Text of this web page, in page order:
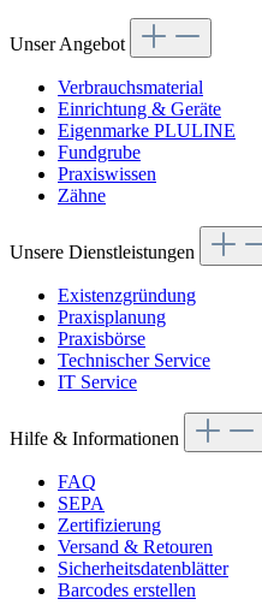
Unser Angebot
Verbrauchsmaterial
Einrichtung & Geräte
Eigenmarke PLULINE
Fundgrube
Praxiswissen
Zähne
Unsere Dienstleistungen
Existenzgründung
Praxisplanung
Praxisbörse
Technischer Service
IT Service
Hilfe & Informationen
FAQ
SEPA
Zertifizierung
Versand & Retouren
Sicherheitsdatenblätter
Barcodes erstellen